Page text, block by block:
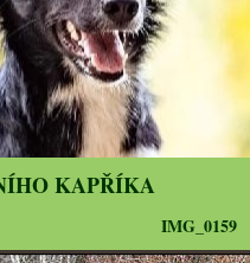
KAPŘÍKA
IMG_0159